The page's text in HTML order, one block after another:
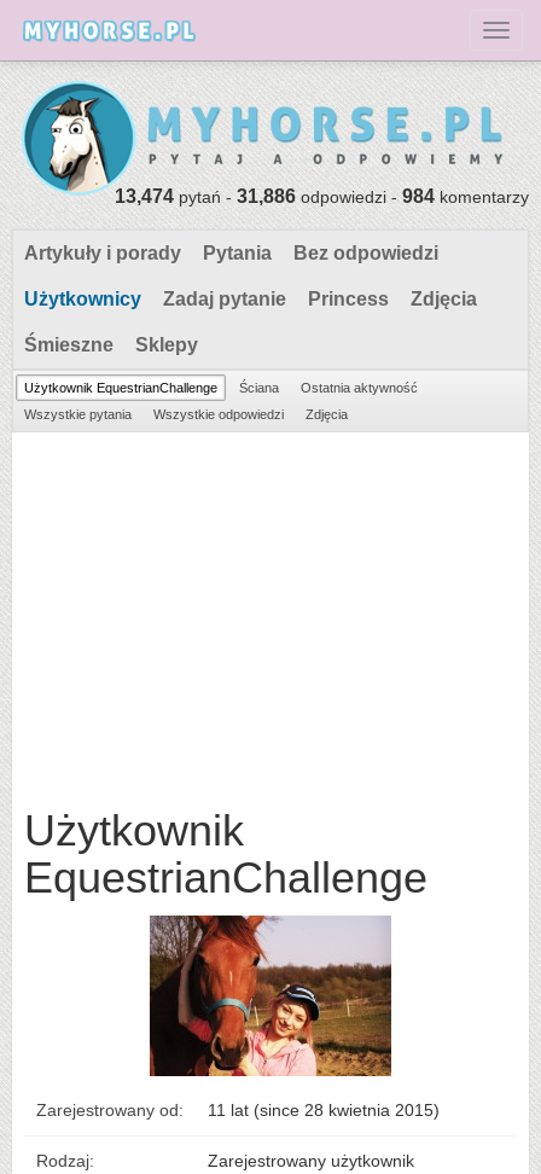
13,474pytań -31,886odpowiedzi -984komentarzy
Artykuły i porady Pytania Bez odpowiedzi
Użytkownicy Zadaj pytanie Princess Zdjęcia
Śmieszne Sklepy
Użytkownik EquestrianChallenge Ściana
Ostatnia aktywność
Wszystkie pytania
Wszystkie odpowiedzi Zdjęcia
Użytkownik
EquestrianChallenge
Zarejestrowany od: 11 lat (since 28 kwietnia 2015)
Rodzaj: Zarejestrowany użytkownik